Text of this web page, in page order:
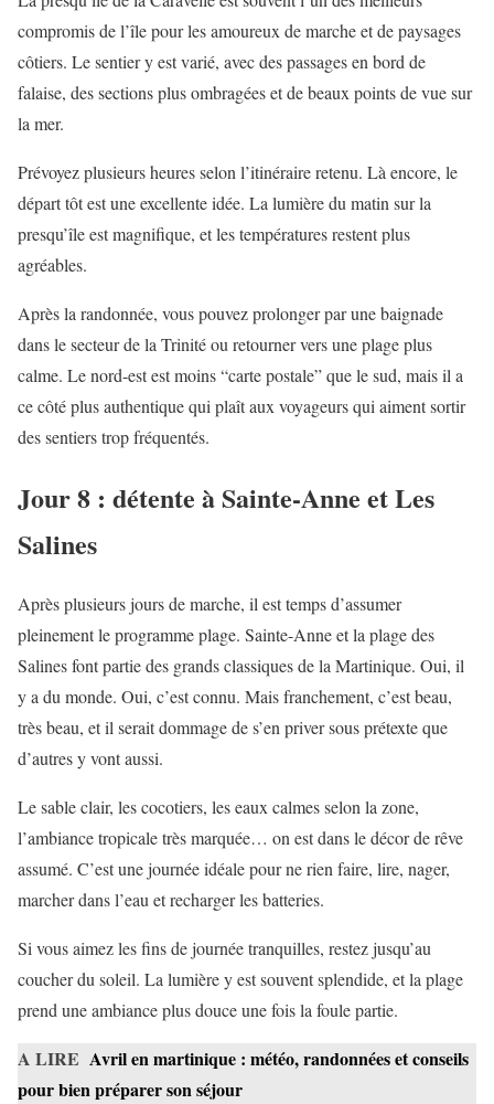
compromis de l’île pour les amoureux de marche et de paysages
côtiers. Le sentier y est varié, avec des passages en bord de
falaise, des sections plus ombragées et de beaux points de vue sur
la mer.
Prévoyez plusieurs heures selon l’itinéraire retenu. Là encore, le
départ tôt est une excellente idée. La lumière du matin sur la
presqu’île est magnifique, et les températures restent plus
agréables.
Après la randonnée, vous pouvez prolonger par une baignade
dans le secteur de la Trinité ou retourner vers une plage plus
calme. Le nord-est est moins “carte postale” que le sud, mais il a
ce côté plus authentique qui plaît aux voyageurs qui aiment sortir
des sentiers trop fréquentés.
Jour 8 : détente à Sainte-Anne et Les
Salines
Après plusieurs jours de marche, il est temps d’assumer
pleinement le programme plage. Sainte-Anne et la plage des
Salines font partie des grands classiques de la Martinique. Oui, il
y a du monde. Oui, c’est connu. Mais franchement, c’est beau,
très beau, et il serait dommage de s’en priver sous prétexte que
d’autres y vont aussi.
Le sable clair, les cocotiers, les eaux calmes selon la zone,
l’ambiance tropicale très marquée… on est dans le décor de rêve
assumé. C’est une journée idéale pour ne rien faire, lire, nager,
marcher dans l’eau et recharger les batteries.
Si vous aimez les fins de journée tranquilles, restez jusqu’au
coucher du soleil. La lumière y est souvent splendide, et la plage
prend une ambiance plus douce une fois la foule partie.
A LIRE Avril en martinique : météo, randonnées et conseils
pour bien préparer son séjour